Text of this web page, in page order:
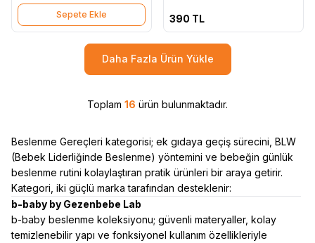
Sepete Ekle 390 TL
Daha Fazla Ürün Yükle
Toplam 16 ürün bulunmaktadır.
Beslenme Gereçleri kategorisi; ek gıdaya geçiş sürecini, BLW
(Bebek Liderliğinde Beslenme) yöntemini ve bebeğin günlük
beslenme rutini kolaylaştıran pratik ürünleri bir araya getirir.
Kategori, iki güçlü marka tarafından desteklenir:
b-baby by Gezenbebe Lab
b-baby beslenme koleksiyonu; güvenli materyaller, kolay
temizlenebilir yapı ve fonksiyonel kullanım özellikleriyle